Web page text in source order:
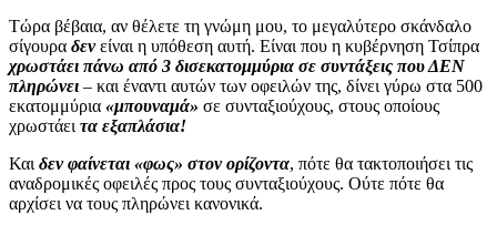
Τώρα βέβαια, αν θέλετε τη γνώμη μου, το μεγαλύτερο σκάνδαλο
σίγουρα δενείναι η υπόθεση αυτή. Είναι που η κυβέρνηση Τσίπρα
χρωστάει πάνω από 3 δισεκατομμύρια σε συντάξεις που ΔΕΝ
πληρώνει – και έναντι αυτών των οφειλών της, δίνει γύρω στα 500
εκατομμύρια «μπουναμά» σε συνταξιούχους, στους οποίους
χρωστάει τα εξαπλάσια!
Και δεν φαίνεται «φως» στον ορίζοντα, πότε θα τακτοποιήσει τις
αναδρομικές οφειλές προς τους συνταξιούχους. Ούτε πότε θα
αρχίσει να τους πληρώνει κανονικά.